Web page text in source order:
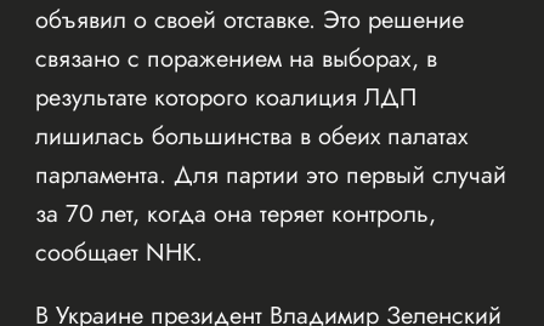
объявил о своей отставке. Это решение
связано с поражением на выборах, в
результате которого коалиция ЛДП
лишилась большинства в обеих палатах
парламента. Для партии это первый случай
за 70 лет, когда она теряет контроль,
сообщает NHK.
В Украине президент Владимир Зеленский